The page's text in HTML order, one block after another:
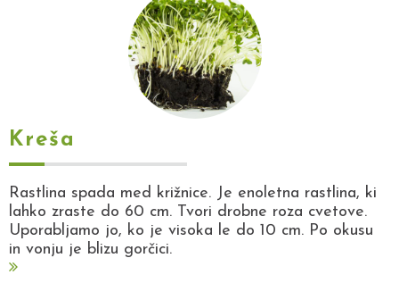
Kreša
Rastlina spada med križnice. Je enoletna rastlina, ki
lahko zraste do 60 cm. Tvori drobne roza cvetove.
Uporabljamo jo, ko je visoka le do 10 cm. Po okusu
in vonju je blizu gorčici.